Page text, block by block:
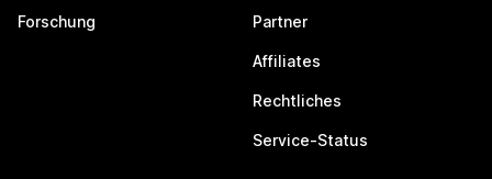
Forschung Partner
Affiliates
Rechtliches
Service-Status